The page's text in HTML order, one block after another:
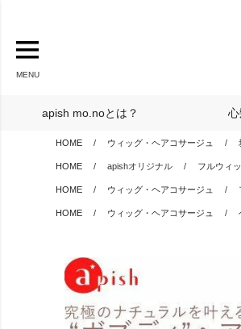
MENU
apish mo.noとは？
HOME ウィッグ・ヘアコサージュ
HOME apishオリジナル フルウィ
HOME ウィッグ・ヘアコサージュ
HOME ウィッグ・ヘアコサージュ